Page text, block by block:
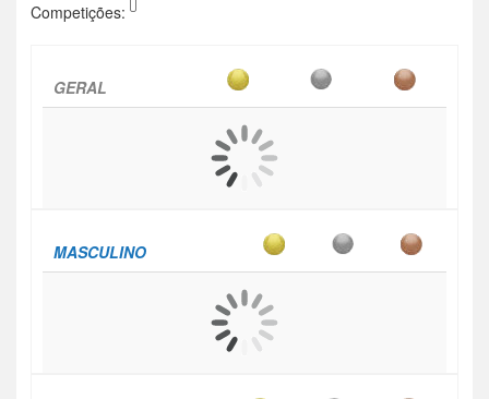
Competições:
GERAL
MASCULINO